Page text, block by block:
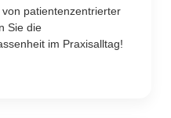
patientenzentrierter
Sie die
im Praxisalltag!